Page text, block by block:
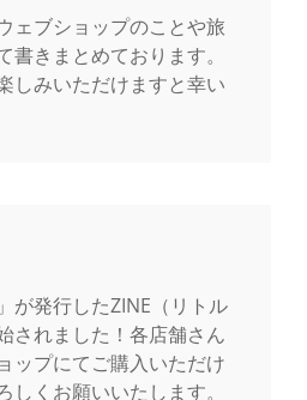
ェブショップのことや旅
書きまとめております。
しみいただけますと幸い
が発行したZINE（リトル
されました！各店舗さん
ップにてご購入いただけ
しくお願いいたします。